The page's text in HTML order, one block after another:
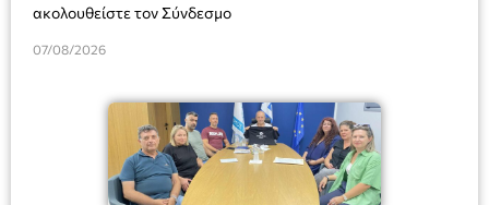
ακολουθείστε τον Σύνδεσμο
07/08/2026